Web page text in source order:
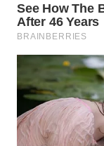
SUMEDANG
CIANJUR
WN
KEPULAUAN
SERIBU